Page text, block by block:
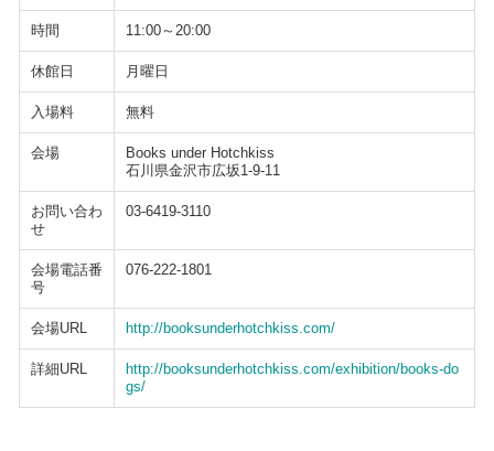
時間 11:00～20:00
休館日 月曜日
入場料 無料
会場
Books under Hotchkiss
石川県金沢市広坂1-9-11
お問い合わ
せ
03-6419-3110
会場電話番
号
076-222-1801
会場URL http://booksunderhotchkiss.com/
詳細URL
http://booksunderhotchkiss.com/exhibition/books-do
gs/